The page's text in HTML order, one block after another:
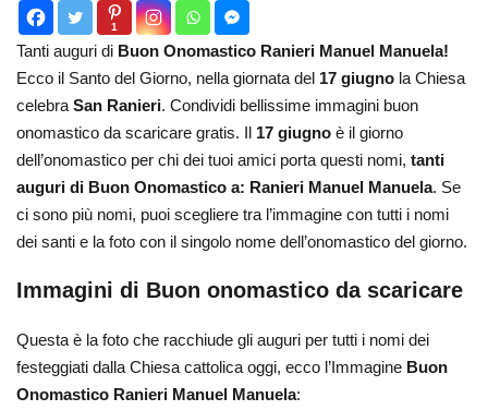
1
Tanti auguri di Buon Onomastico Ranieri Manuel Manuela!
Ecco il Santo del Giorno, nella giornata del 17 giugno la Chiesa
celebra San Ranieri. Condividi bellissime immagini buon
onomastico da scaricare gratis. Il 17 giugno è il giorno
dell’onomastico per chi dei tuoi amici porta questi nomi, tanti
auguri di Buon Onomastico a: Ranieri Manuel Manuela. Se
ci sono più nomi, puoi scegliere tra l’immagine con tutti i nomi
dei santi e la foto con il singolo nome dell’onomastico del giorno.
Immagini di Buon onomastico da scaricare
Questa è la foto che racchiude gli auguri per tutti i nomi dei
festeggiati dalla Chiesa cattolica oggi, ecco l’Immagine Buon
Onomastico Ranieri Manuel Manuela: